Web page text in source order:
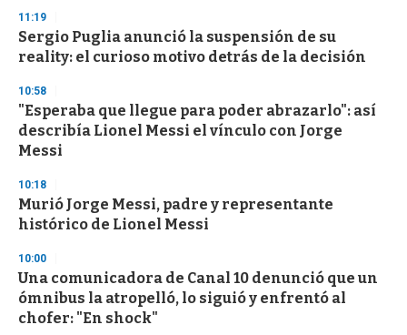
s
e
c
o
d
s
11:19
Sergio Puglia anunció la suspensión de su
reality: el curioso motivo detrás de la decisión
10:58
"Esperaba que llegue para poder abrazarlo": así
describía Lionel Messi el vínculo con Jorge
Messi
10:18
Murió Jorge Messi, padre y representante
histórico de Lionel Messi
10:00
Una comunicadora de Canal 10 denunció que un
ómnibus la atropelló, lo siguió y enfrentó al
chofer: "En shock"